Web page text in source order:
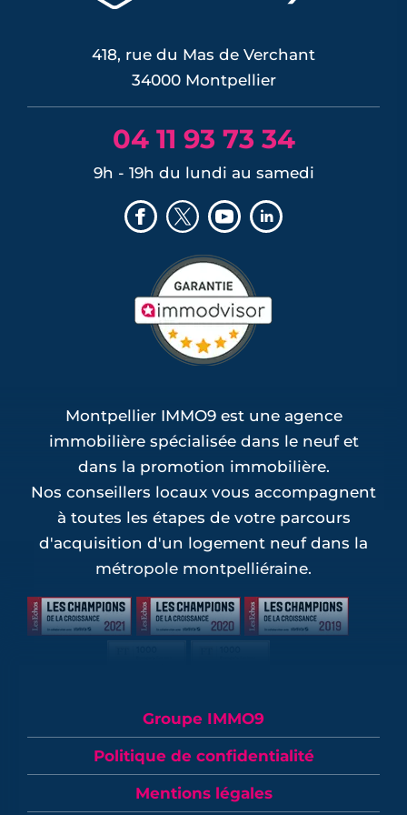
bassin de vie de 1,2 million d'habitants.
418, rue du Mas de Verchant
34000 Montpellier
04 11 93 73 34
9h - 19h du lundi au samedi
Montpellier IMMO9 est une agence
immobilière spécialisée dans le neuf et
dans la promotion immobilière.
Nos conseillers locaux vous accompagnent
à toutes les étapes de votre parcours
d'acquisition d'un logement neuf dans la
métropole montpelliéraine.
Groupe IMMO9
Politique de confidentialité
Mentions légales